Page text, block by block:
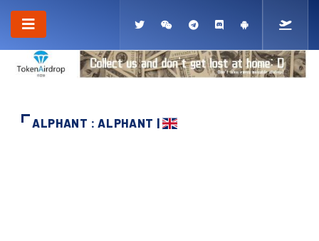
ALPHANT : ALPHANT |